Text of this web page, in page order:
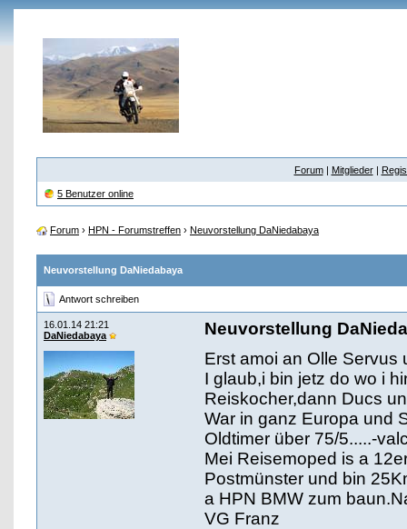
Forum| Mitglieder|
5 Benutzer online
Forum › HPN - Forumstreffen › Neuvorstellung DaNiedabaya
Neuvorstellung DaNiedabaya
Antwort schreiben
16.01.14 21:21
DaNiedabaya
Neuvorstellung
Erst amoi an Olle Servus
I glaub,i bin jetz do wo i
Reiskocher,dann Ducs
War in ganz Europa und
Oldtimer über 75/5.....-
Mei Reisemoped is a
Postmünster und bin
a HPN BMW zum
VG Franz